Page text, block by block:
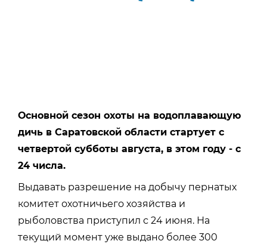
Основной сезон охоты на водоплавающую
дичь в Саратовской области стартует с
четвертой субботы августа, в этом году - с
24 числа.
Выдавать разрешение на добычу пернатых
комитет охотничьего хозяйства и
рыболовства приступил с 24 июня. На
текущий момент уже выдано более 300